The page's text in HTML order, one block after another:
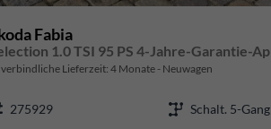
Fabia
Lieferzeit:4 Monate Neuwagen
275929 Schalt. 5-Gang